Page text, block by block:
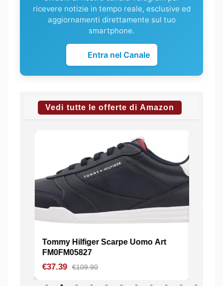
ricevere notizie in tempo reale, esclusive ed
aggiornamenti direttamente sul tuo
smartphone.
Entra nel Canale